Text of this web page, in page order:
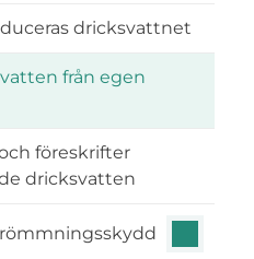
dricksvattnet
från egen
föreskrifter
dricksvatten